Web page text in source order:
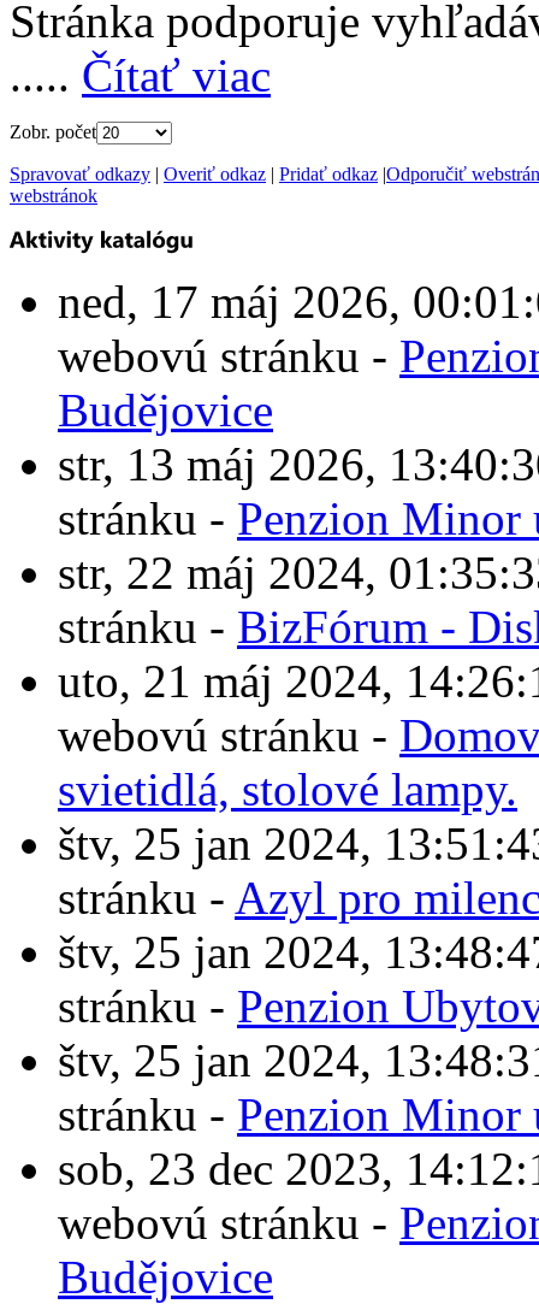
Stránka podporuje
..... Čítať viac
Zobr. počet
Spravovať odkazy | Overiť odkaz | Pridať odkaz |Odporučiť
webstránok
ned, 17 máj 2026,
webovú stránku -
Budějovice
str, 13 máj 2026,
stránku - Penzion Minor
str, 22 máj 2024,
stránku - BizFórum -
uto, 21 máj 2024,
webovú stránku -
svietidlá, stolové lampy.
štv, 25 jan 2024,
stránku - Azyl pro
štv, 25 jan 2024,
stránku - Penzion
štv, 25 jan 2024,
stránku - Penzion Minor
sob, 23 dec 2023,
webovú stránku -
Budějovice